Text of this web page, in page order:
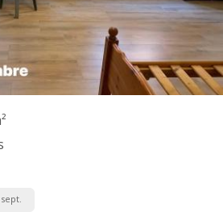
Aménagement
Salle de bain:
Privée
Cuisine:
Privée (pièce distincte)
Superficie:
55 m
Pièces privées: